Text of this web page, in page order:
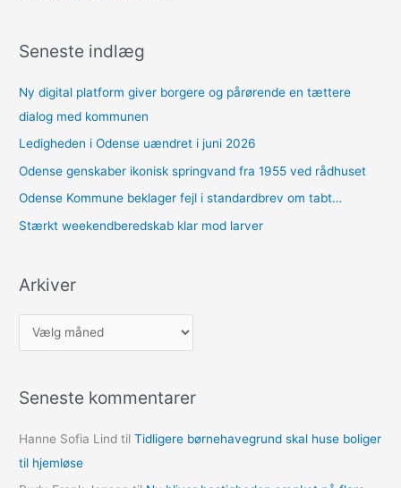
Seneste indlæg
Ny digital platform giver borgere og pårørende en tættere
dialog med kommunen
Ledigheden i Odense uændret i juni 2026
Odense genskaber ikonisk springvand fra 1955 ved rådhuset
Odense Kommune beklager fejl i standardbrev om tabt…
Stærkt weekendberedskab klar mod larver
Arkiver
r
i
e
r
Seneste kommentarer
Hanne Sofia Lind tilTidligere børnehavegrund skal huse boliger
til hjemløse